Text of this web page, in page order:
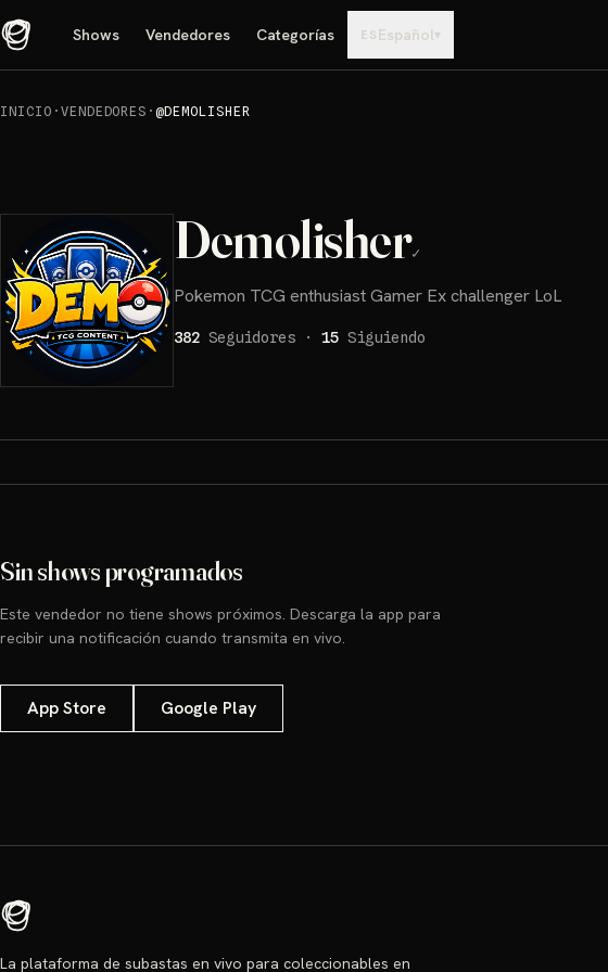
Shows Vendedores Categorías ES Español▾
INICIO · VENDEDORES ·@DEMOLISHER
Demolisher✓
Pokemon TCG enthusiast Gamer Ex challenger LoL
382 Seguidores · 15 Siguiendo
Sin shows programados
Este vendedor no tiene shows próximos. Descarga la app para
recibir una notificación cuando transmita en vivo.
App Store Google Play
La plataforma de subastas en vivo para coleccionables en